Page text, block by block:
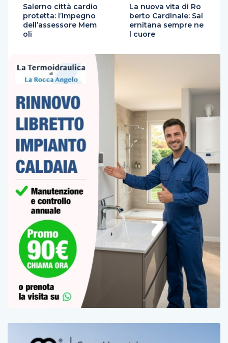
Salerno città cardio
protetta: l’impegno
dell’assessore Mem
oli
La nuova vita di Ro
berto Cardinale: Sal
ernitana sempre ne
l cuore